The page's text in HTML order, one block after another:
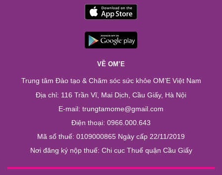
VỀ OM’E
Trung tâm Đào tạo & Chăm sóc sức khỏe OM’E Việt Nam
Địa chỉ: 116 Trần Vĩ, Mai Dịch, Cầu Giấy, Hà Nội
E-mail: trungtamome@gmail.com
Điện thoại: 0966.000.643
Mã số thuế: 0109000865 Ngày cấp 22/11/2019
Nơi đăng ký nộp thuế: Chi cục Thuế quận Cầu Giấy